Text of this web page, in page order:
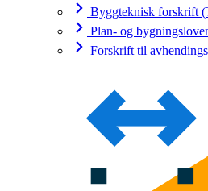
Byggteknisk forskrift
Plan- og
Forskrift til